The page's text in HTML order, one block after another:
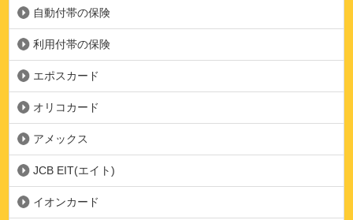
自動付帯の保険
利用付帯の保険
エポスカード
オリコカード
アメックス
JCB EIT(エイト)
イオンカード